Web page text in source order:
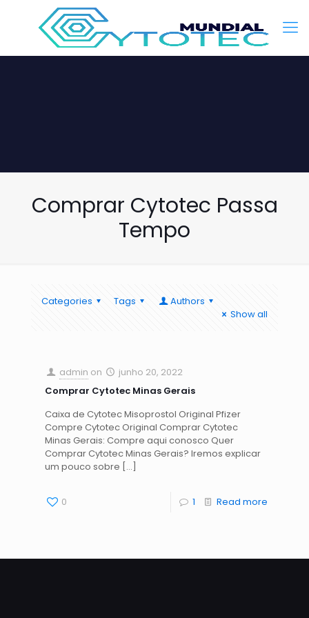
Comprar Cytotec Passa
Tempo
Categories Tags
Authors
Show all
admin on
junho 20, 2022
Comprar Cytotec Minas Gerais
Caixa de Cytotec Misoprostol Original Pfizer
Compre Cytotec Original Comprar Cytotec
Minas Gerais: Compre aqui conosco Quer
Comprar Cytotec Minas Gerais? Iremos explicar
um pouco sobre […]
0 1 Read more